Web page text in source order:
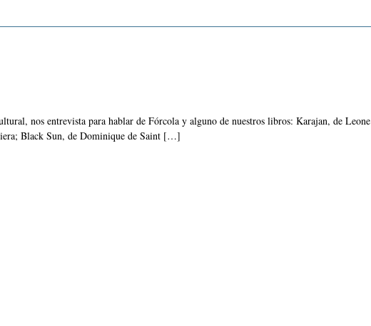
nos entrevista para hablar de Fórcola y alguno de nuestros libros: Karajan, de Leone
Black Sun, de Dominique de Saint […]